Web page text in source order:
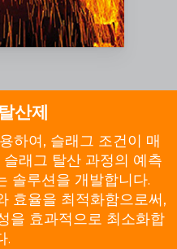
산제
하여, 슬래그 조건이 매
래그 탈산 과정의 예측
솔루션을 개발합니다.
효율을 최적화함으로써,
을 효과적으로 최소화합
.